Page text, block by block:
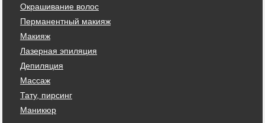
Окрашивание волос
Перманентный макияж
Макияж
Лазерная эпиляция
Депиляция
Массаж
Тату, пирсинг
Маникюр